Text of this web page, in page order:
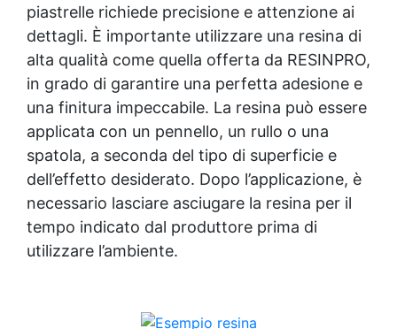
piastrelle richiede precisione e attenzione ai
dettagli. È importante utilizzare una resina di
alta qualità come quella offerta da RESINPRO,
in grado di garantire una perfetta adesione e
una finitura impeccabile. La resina può essere
applicata con un pennello, un rullo o una
spatola, a seconda del tipo di superficie e
dell’effetto desiderato. Dopo l’applicazione, è
necessario lasciare asciugare la resina per il
tempo indicato dal produttore prima di
utilizzare l’ambiente.